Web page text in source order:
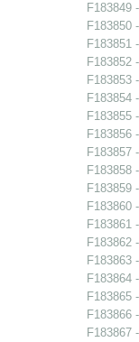
F183849
F183850
F183851
F183852
F183853
F183854
F183855
F183856
F183857
F183858
F183859
F183860
F183861
F183862
F183863
F183864
F183865
F183866
F183867